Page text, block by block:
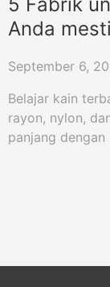
Anda
September 6,
Belajar kain
rayon, nylon,
panjang